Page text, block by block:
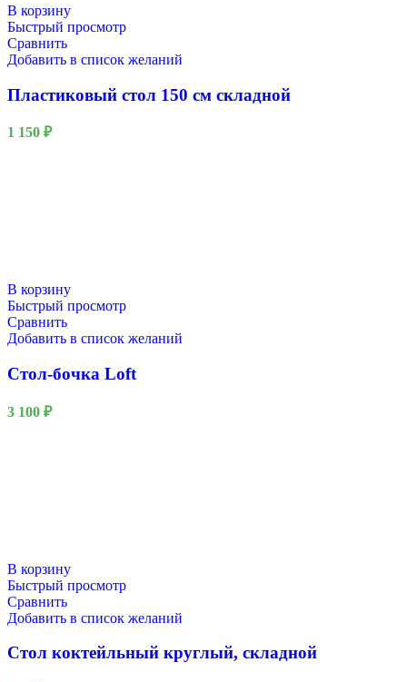
В корзину
Быстрый просмотр
Сравнить
Добавить в список желаний
Пластиковый стол 150 см складной
1 150 ₽
В корзину
Быстрый просмотр
Сравнить
Добавить в список желаний
Стол-бочка Loft
3 100 ₽
В корзину
Быстрый просмотр
Сравнить
Добавить в список желаний
Стол коктейльный круглый, складной